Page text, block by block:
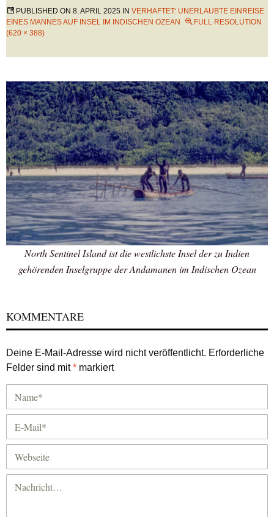
PUBLISHED ON 8. APRIL 2025 IN VERHAFTET: UNERLAUBTE EINREISE
EINES MANNES AUF INSEL IM INDISCHEN OZEAN
FULL RESOLUTION
(620 × 388)
North Sentinel Island ist die westlichste Insel der zu Indien
gehörenden Inselgruppe der Andamanen im Indischen Ozean
KOMMENTARE
Deine E-Mail-Adresse wird nicht veröffentlicht. Erforderliche
Felder sind mit* markiert